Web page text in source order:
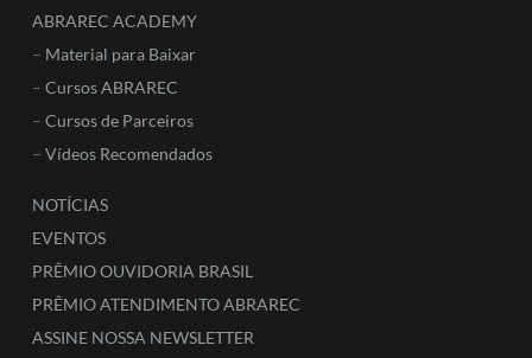
ABRAREC ACADEMY
– Material para Baixar
– Cursos ABRAREC
– Cursos de Parceiros
– Vídeos Recomendados
NOTÍCIAS
EVENTOS
PRÊMIO OUVIDORIA BRASIL
PRÊMIO ATENDIMENTO ABRAREC
ASSINE NOSSA NEWSLETTER